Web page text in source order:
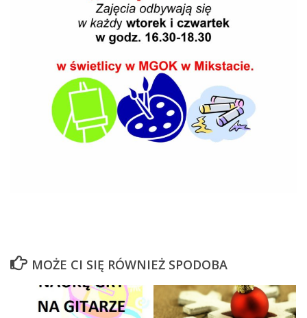
MOŻE CI SIĘ RÓWNIEŻ SPODOBA